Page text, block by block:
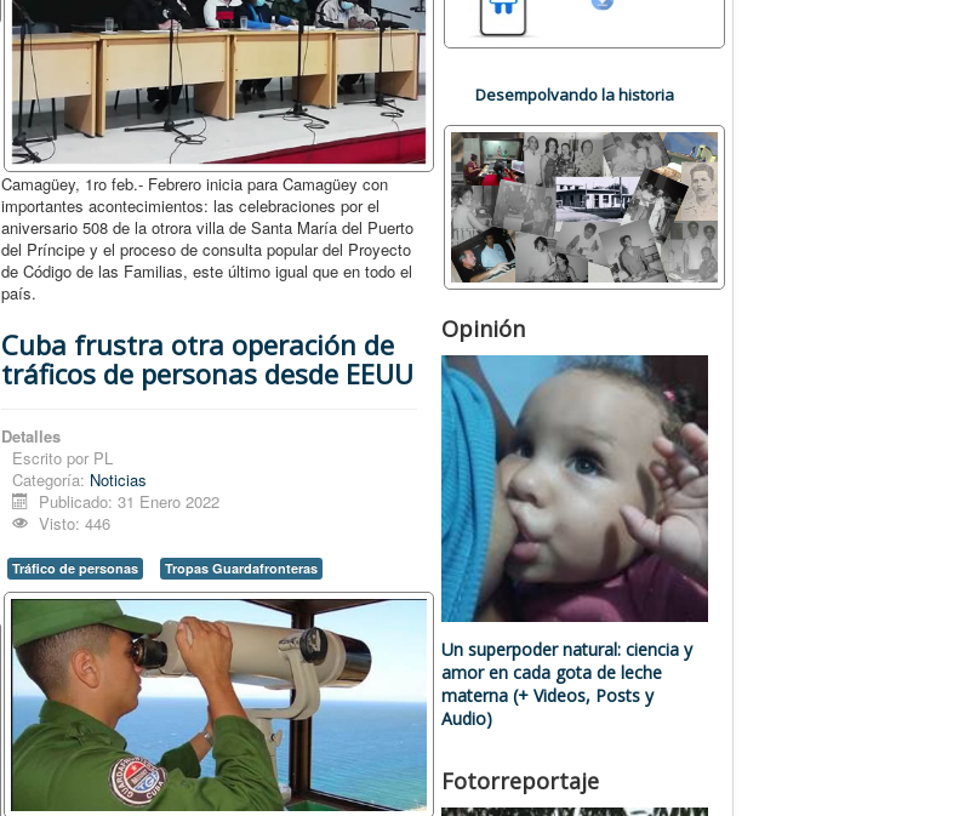
Camagüey, 1ro feb.- Febrero inicia para Camagüey con
importantes acontecimientos: las celebraciones por el
aniversario 508 de la otrora villa de Santa María del Puerto
del Príncipe y el proceso de consulta popular del Proyecto
de Código de las Familias, este último igual que en todo el
país.
Cuba frustra otra operación de
tráficos de personas desde EEUU
Detalles
Escrito por PL
Categoría: Noticias
Publicado: 31 Enero 2022
Visto: 446
Tráfico de personas Tropas Guardafronteras
Desempolvando la historia
Opinión
Un superpoder natural: ciencia y
amor en cada gota de leche
materna (+ Videos, Posts y
Audio)
Fotorreportaje